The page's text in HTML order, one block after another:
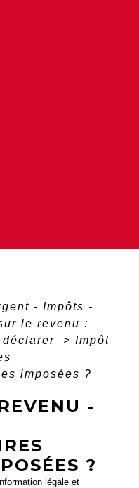
- Impôts -
le revenu :
> Impôt
imposées ?
-
?
légale et